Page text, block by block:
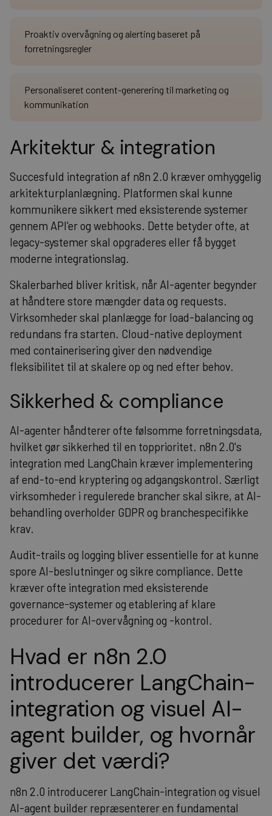
Proaktiv overvågning og alerting baseret på
forretningsregler
Personaliseret content-generering til marketing og
kommunikation
Arkitektur & integration
Succesfuld integration af n8n 2.0 kræver omhyggelig
arkitekturplanlægning. Platformen skal kunne
kommunikere sikkert med eksisterende systemer
gennem API'er og webhooks. Dette betyder ofte, at
legacy-systemer skal opgraderes eller få bygget
moderne integrationslag.
Skalerbarhed bliver kritisk, når AI-agenter begynder
at håndtere store mængder data og requests.
Virksomheder skal planlægge for load-balancing og
redundans fra starten. Cloud-native deployment
med containerisering giver den nødvendige
fleksibilitet til at skalere op og ned efter behov.
Sikkerhed & compliance
AI-agenter håndterer ofte følsomme forretningsdata,
hvilket gør sikkerhed til en topprioritet. n8n 2.0's
integration med LangChain kræver implementering
af end-to-end kryptering og adgangskontrol. Særligt
virksomheder i regulerede brancher skal sikre, at AI-
behandling overholder GDPR og branchespecifikke
krav.
Audit-trails og logging bliver essentielle for at kunne
spore AI-beslutninger og sikre compliance. Dette
kræver ofte integration med eksisterende
governance-systemer og etablering af klare
procedurer for AI-overvågning og -kontrol.
Hvad er n8n 2.0
introducerer LangChain-
integration og visuel AI-
agent builder, og hvornår
giver det værdi?
n8n 2.0 introducerer LangChain-integration og visuel
AI-agent builder repræsenterer en fundamental